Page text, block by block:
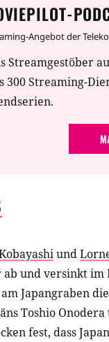
Angebot der
Streamgestöber
Streaming-
und
ab und versinkt
Japangraben
Toshio
fest, dass